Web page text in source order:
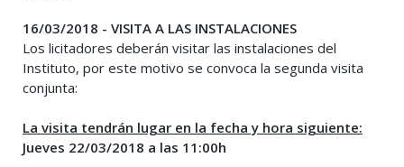
16/03/2018 - VISITA A LAS INSTALACIONES
Los licitadores deberán visitar las instalaciones del
Instituto, por este motivo se convoca la segunda visita
conjunta:
La visita tendrán lugar en la fecha y hora siguiente:
Jueves 22/03/2018 a las 11:00h